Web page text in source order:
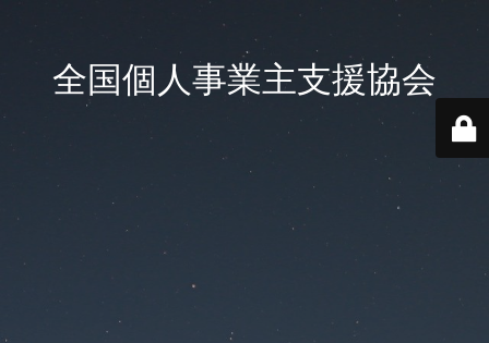
全国個人事業主支援協会